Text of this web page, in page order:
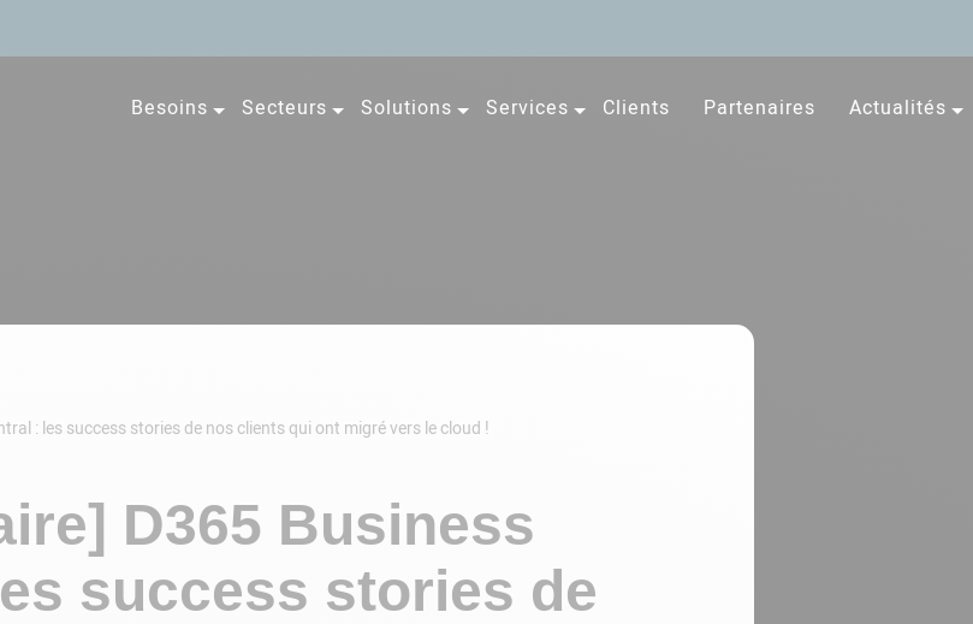
Besoins Secteurs Solutions Services Clients Partenaires Actualités
: les success stories de nos clients qui ont migré vers le cloud !
D365 Business
success stories de